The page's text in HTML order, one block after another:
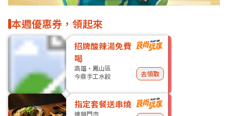
本週優惠券，領起來
招牌酸辣湯免費
喝
高雄・鳳山區
今鼎手工水餃
去領取
指定套餐送串燒
連鎖門市